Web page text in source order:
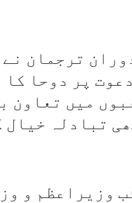
ترجمان
پر دوحا
میں تعاون
تبادلہ خیال
وزیراعظم و